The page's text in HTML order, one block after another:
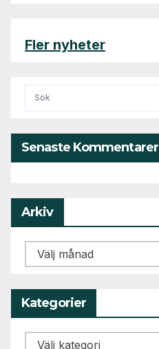
Fler nyheter
Senaste Kommentarer
Arkiv
Arkiv
Kategorier
Kategorier